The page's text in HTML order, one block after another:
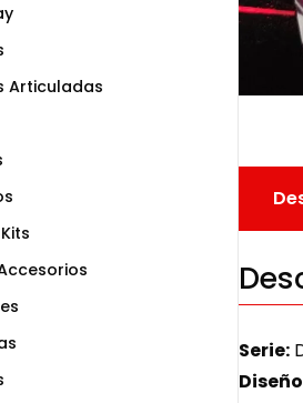
Serie:
Articuladas